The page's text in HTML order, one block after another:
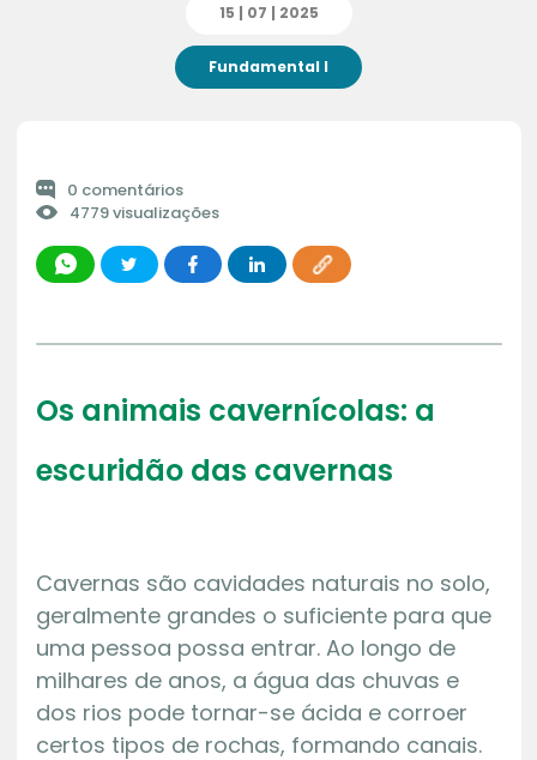
15 | 07 | 2025
Fundamental I
0 comentários
4779 visualizações
Os animais cavernícolas: a
escuridão das cavernas
Cavernas são cavidades naturais no solo,
geralmente grandes o suficiente para que
uma pessoa possa entrar. Ao longo de
milhares de anos, a água das chuvas e
dos rios pode tornar-se ácida e corroer
certos tipos de rochas, formando canais.